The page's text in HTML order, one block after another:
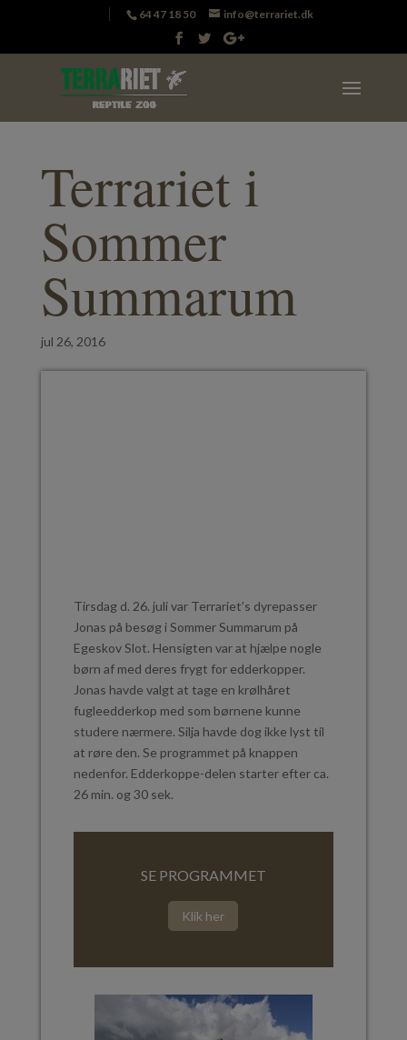
64 47 18 50 info@terrariet.dk
Terrariet i
Sommer
Summarum
jul 26, 2016
Tirsdag d. 26. juli var Terrariet’s dyrepasser
Jonas på besøg i Sommer Summarum på
Egeskov Slot. Hensigten var at hjælpe nogle
børn af med deres frygt for edderkopper.
Jonas havde valgt at tage en krølhåret
fugleedderkop med som børnene kunne
studere nærmere. Silja havde dog ikke lyst til
at røre den. Se programmet på knappen
nedenfor. Edderkoppe-delen starter efter ca.
26 min. og 30 sek.
SE PROGRAMMET
Klik her